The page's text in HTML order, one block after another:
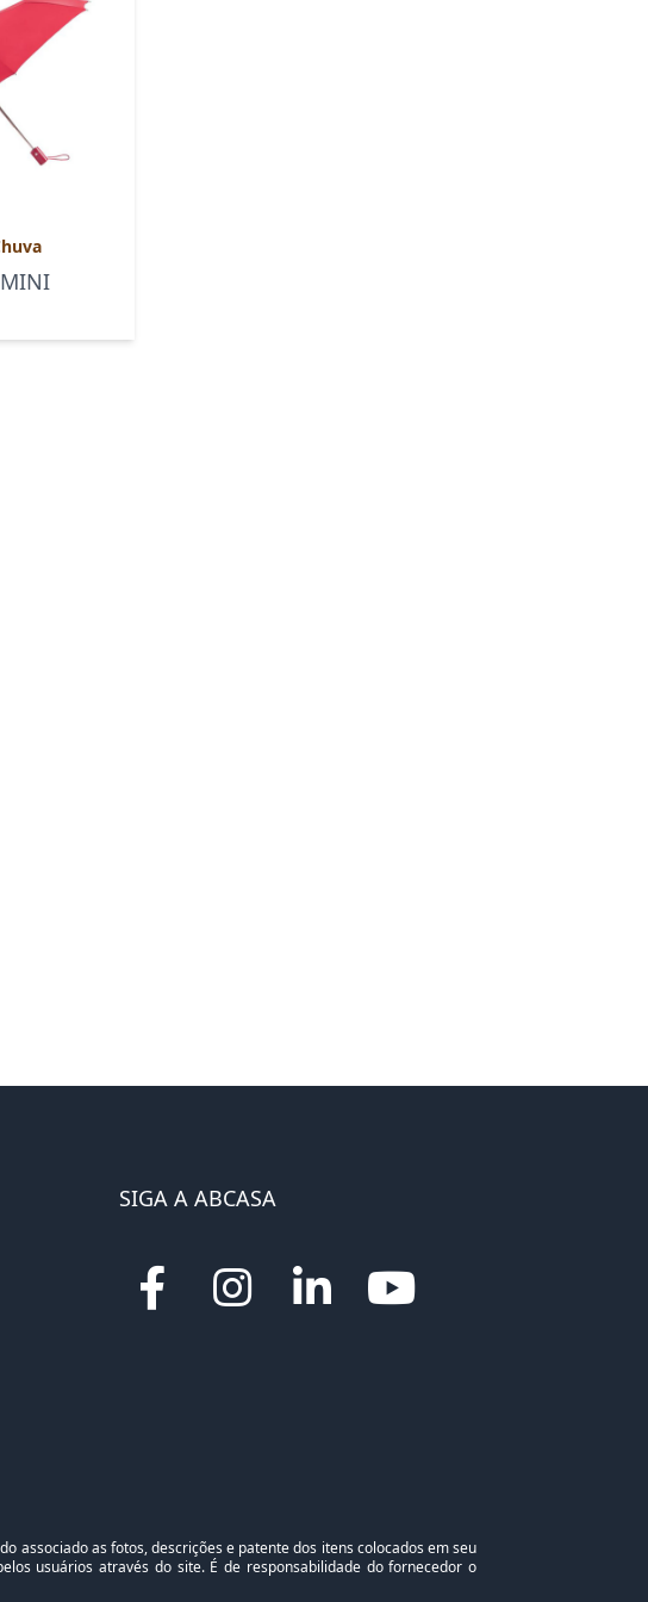
MINI
SIGA A ABCASA
associado as fotos, descrições e patente dos itens colocados em seu
usuários através do site. É de responsabilidade do fornecedor o